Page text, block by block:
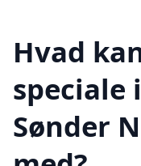
Hvad
speciale
Sønder